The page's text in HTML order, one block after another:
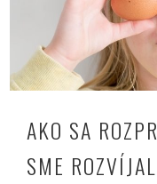
AKO SA
SME